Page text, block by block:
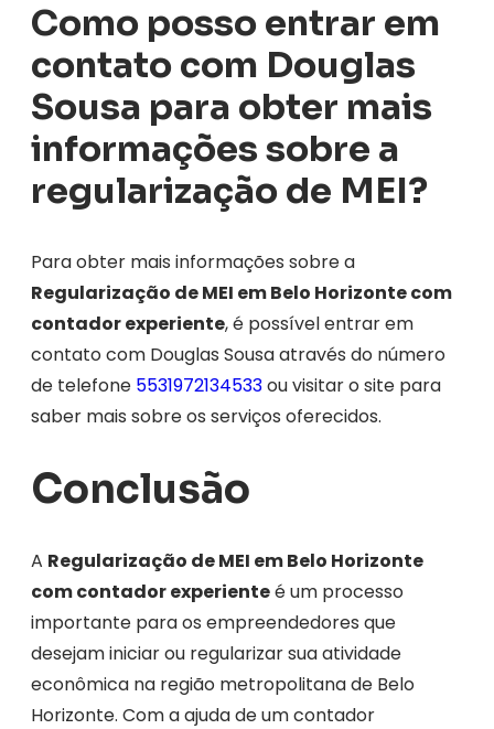
Como posso entrar em
contato com Douglas
Sousa para obter mais
informações sobre a
regularização de MEI?
Para obter mais informações sobre a
Regularização de MEI em Belo Horizonte com
contador experiente, é possível entrar em
contato com Douglas Sousa através do número
de telefone 5531972134533ou visitar o site para
saber mais sobre os serviços oferecidos.
Conclusão
A Regularização de MEI em Belo Horizonte
com contador experienteé um processo
importante para os empreendedores que
desejam iniciar ou regularizar sua atividade
econômica na região metropolitana de Belo
Horizonte. Com a ajuda de um contador